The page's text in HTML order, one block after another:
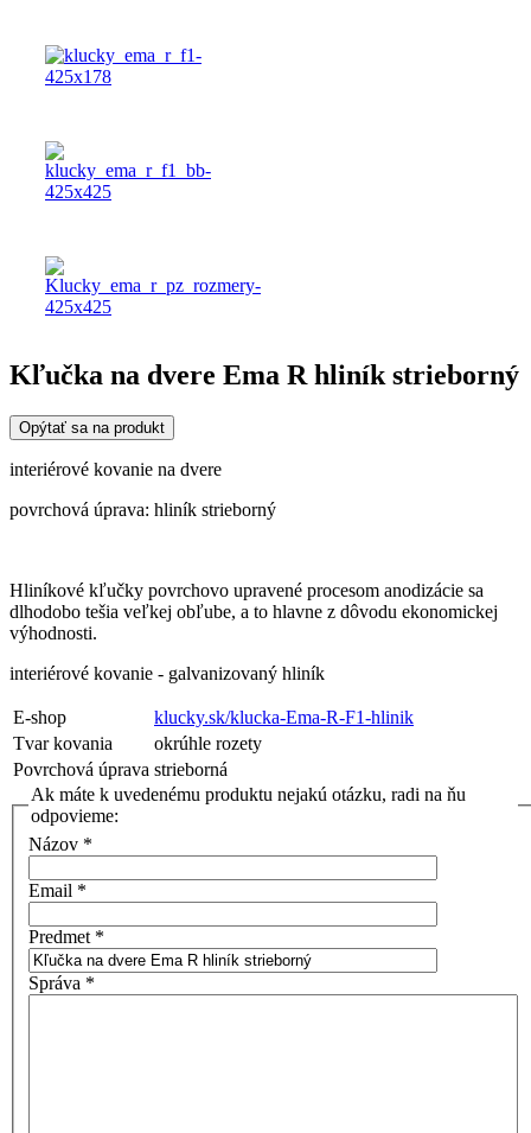
Kľučka na dvere Ema R hliník strieborný
Opýtať sa na produkt
interiérové kovanie na dvere
povrchová úprava: hliník strieborný
Hliníkové kľučky povrchovo upravené procesom anodizácie sa
dlhodobo tešia veľkej obľube, a to hlavne z dôvodu ekonomickej
výhodnosti.
interiérové kovanie - galvanizovaný hliník
E-shop
klucky.sk/klucka-Ema-R-F1-hlinik
Tvar kovania
okrúhle rozety
Povrchová úprava strieborná
Ak máte k uvedenému produktu nejakú otázku, radi na ňu
odpovieme:
Názov *
Email *
Predmet *
Správa *